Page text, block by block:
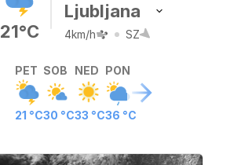
21°C
Ljubljana
4km/h SZ
PET
21 °C
SOB
30 °C
NED
33 °C
PON
36 °C